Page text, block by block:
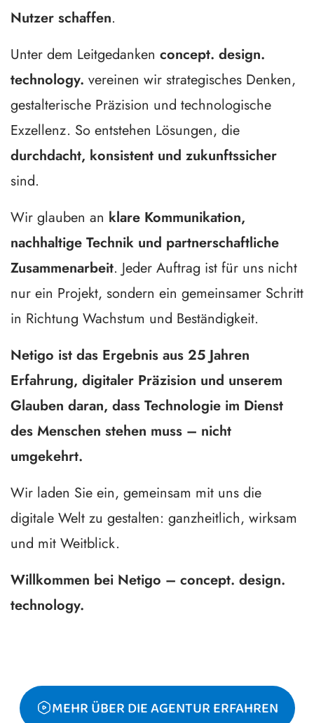
Nutzer schaffen.
Unter dem Leitgedanken concept. design.
technology. vereinen wir strategisches Denken,
gestalterische Präzision und technologische
Exzellenz. So entstehen Lösungen, die
durchdacht, konsistent und zukunftssicher
sind.
Wir glauben an klare Kommunikation,
nachhaltige Technik und partnerschaftliche
Zusammenarbeit. Jeder Auftrag ist für uns nicht
nur ein Projekt, sondern ein gemeinsamer Schritt
in Richtung Wachstum und Beständigkeit.
Netigo ist das Ergebnis aus 25 Jahren
Erfahrung, digitaler Präzision und unserem
Glauben daran, dass Technologie im Dienst
des Menschen stehen muss – nicht
umgekehrt.
Wir laden Sie ein, gemeinsam mit uns die
digitale Welt zu gestalten: ganzheitlich, wirksam
und mit Weitblick.
Willkommen bei Netigo – concept. design.
technology.
MEHR ÜBER DIE AGENTUR ERFAHREN